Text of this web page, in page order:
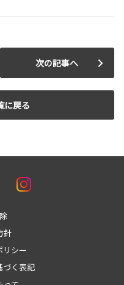
に戻る
次の記事へ
針
リシー
づく表記